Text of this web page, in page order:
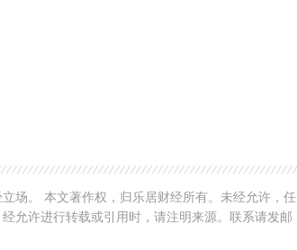
场。 本文著作权，归乐居财经所有。未经允许，任
允许进行转载或引用时，请注明来源。联系请发邮